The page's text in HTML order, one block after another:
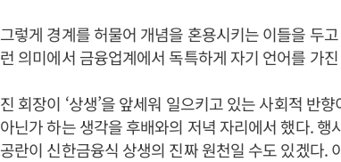
그렇게 경계를 허물어 개념을 혼용시키는 이들을 두
런 의미에서 금융업계에서 독특하게 자기 언어를 가
진 회장이 ‘상생’을 앞세워 일으키고 있는 사회적 반
아닌가 하는 생각을 후배와의 저녁 자리에서 했다.
공란이 신한금융식 상생의 진짜 원천일 수도 있겠다.